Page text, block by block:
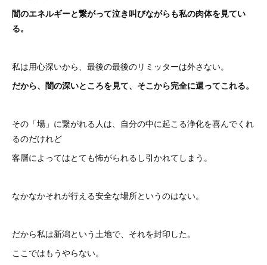
闇のエネルギーと繋がって泣き叫びながらも私の肉体を見てい
る。
私は用心深いから、最後の最後のリミッターは外さない。
だから、闇の深いところを見て、そこから完全に還ってこれる。
その「場」に繋がれる人は、自分の中に起こる浄化を喜んでくれ
るのだけれど
客層によってはとても怖がられるし引かれてしまう。
なかなかそれが行える安全な場所というのはない。
だから私は新潟という土地で、それを封印した。
ここではもうやらない。